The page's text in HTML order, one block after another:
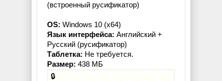
(встроенный русификатор)
OS: Windows 10 (x64)
Язык интерфейса: Английский +
Русский (русификатор)
Таблетка: Не требуется.
Размер: 438 МБ
🔒